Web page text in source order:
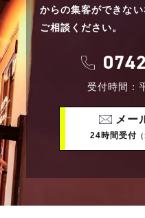
からの集客ができない
ご相談ください。
受付時間：
メー
24時間受付